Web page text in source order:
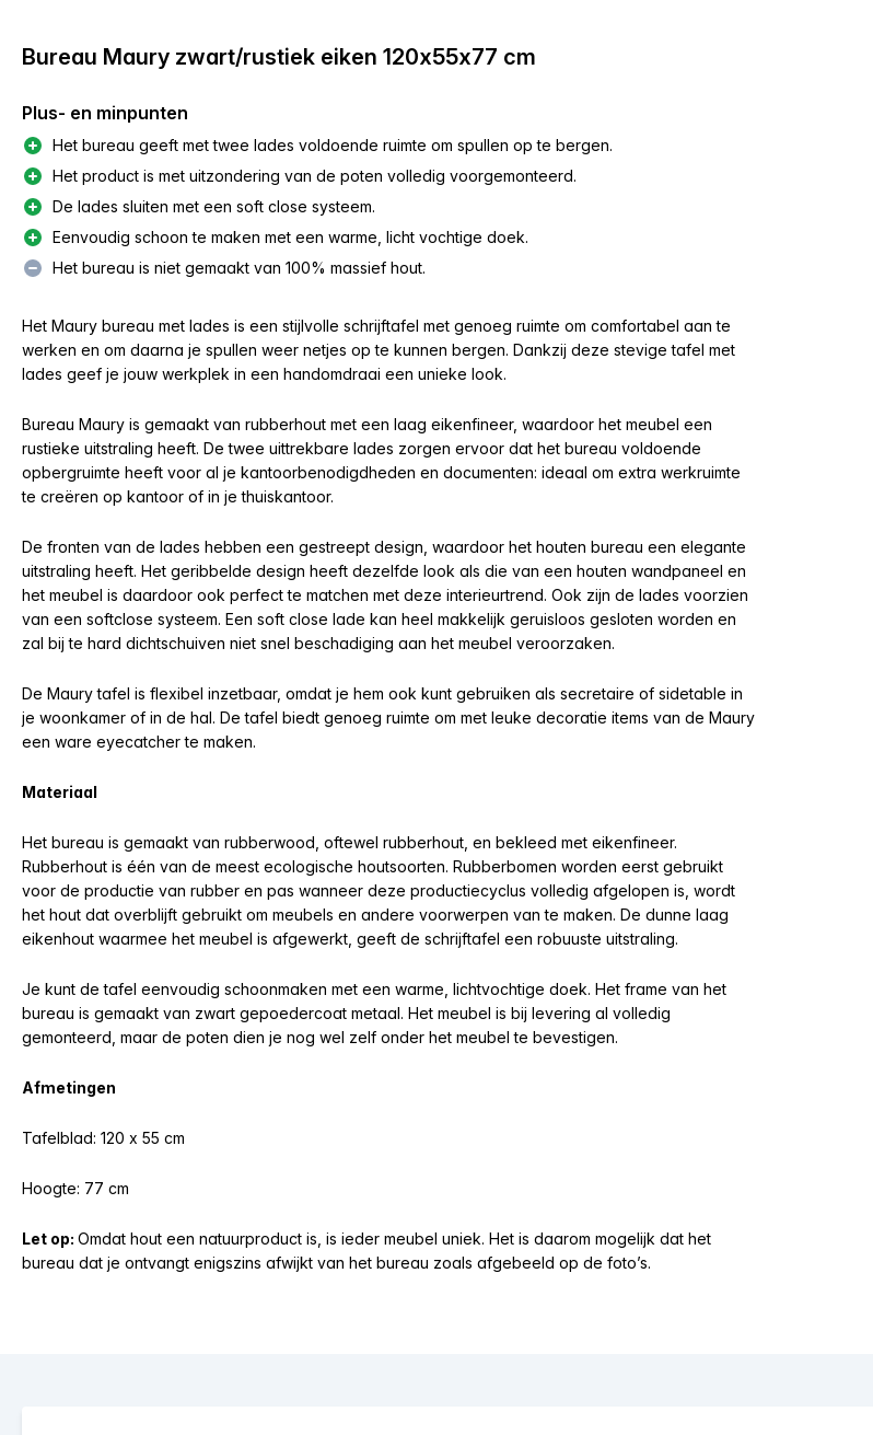
Bureau Maury zwart/rustiek eiken 120x55x77 cm
Plus- en minpunten
Het bureau geeft met twee lades voldoende ruimte om spullen op te bergen.
Het product is met uitzondering van de poten volledig voorgemonteerd.
De lades sluiten met een soft close systeem.
Eenvoudig schoon te maken met een warme, licht vochtige doek.
Het bureau is niet gemaakt van 100% massief hout.
Het Maury bureau met lades is een stijlvolle schrijftafel met genoeg ruimte om comfortabel aan te
werken en om daarna je spullen weer netjes op te kunnen bergen. Dankzij deze stevige tafel met
lades geef je jouw werkplek in een handomdraai een unieke look.
Bureau Maury is gemaakt van rubberhout met een laag eikenfineer, waardoor het meubel een
rustieke uitstraling heeft. De twee uittrekbare lades zorgen ervoor dat het bureau voldoende
opbergruimte heeft voor al je kantoorbenodigdheden en documenten: ideaal om extra werkruimte
te creëren op kantoor of in je thuiskantoor.
De fronten van de lades hebben een gestreept design, waardoor het houten bureau een elegante
uitstraling heeft. Het geribbelde design heeft dezelfde look als die van een houten wandpaneel en
het meubel is daardoor ook perfect te matchen met deze interieurtrend. Ook zijn de lades voorzien
van een softclose systeem. Een soft close lade kan heel makkelijk geruisloos gesloten worden en
zal bij te hard dichtschuiven niet snel beschadiging aan het meubel veroorzaken.
De Maury tafel is flexibel inzetbaar, omdat je hem ook kunt gebruiken als secretaire of sidetable in
je woonkamer of in de hal. De tafel biedt genoeg ruimte om met leuke decoratie items van de Maury
een ware eyecatcher te maken.
Materiaal
Het bureau is gemaakt van rubberwood, oftewel rubberhout, en bekleed met eikenfineer.
Rubberhout is één van de meest ecologische houtsoorten. Rubberbomen worden eerst gebruikt
voor de productie van rubber en pas wanneer deze productiecyclus volledig afgelopen is, wordt
het hout dat overblijft gebruikt om meubels en andere voorwerpen van te maken. De dunne laag
eikenhout waarmee het meubel is afgewerkt, geeft de schrijftafel een robuuste uitstraling.
Je kunt de tafel eenvoudig schoonmaken met een warme, lichtvochtige doek. Het frame van het
bureau is gemaakt van zwart gepoedercoat metaal. Het meubel is bij levering al volledig
gemonteerd, maar de poten dien je nog wel zelf onder het meubel te bevestigen.
Afmetingen
Tafelblad: 120 x 55 cm
Hoogte: 77 cm
Let op: Omdat hout een natuurproduct is, is ieder meubel uniek. Het is daarom mogelijk dat het
bureau dat je ontvangt enigszins afwijkt van het bureau zoals afgebeeld op de foto’s.